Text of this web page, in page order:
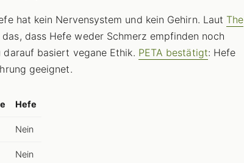
hat kein Nervensystem und kein Gehirn. LautThe
dass Hefe weder Schmerz empfinden noch
darauf basiert vegane Ethik. PETA bestätigt: Hefe
geeignet.
Hefe
Nein
Nein